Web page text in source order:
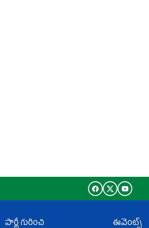
పార్టీ గురించి ఈవెంట్స్